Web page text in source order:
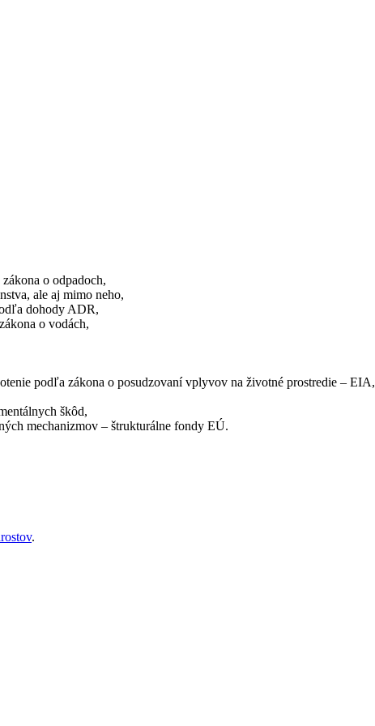
o odpadoch,
ale aj mimo neho,
dohody ADR,
o vodách,
podľa zákona o posudzovaní vplyvov na životné prostredie – EIA,
škôd,
mechanizmov – štrukturálne fondy EÚ.
.